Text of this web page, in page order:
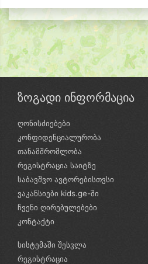
ზოგადი ინფორმაცია
ღონისძიებები
კონფიდენციალურობა
თანამშრომლობა
რეგისტრაცია საიტზე
საბავშვო ავტორებისთვსი
ვაკანსიები kids.ge-ში
ჩვენი ღირებულებები
კონტაქტი
სისტემაში შესვლა
რეგისტრაცია